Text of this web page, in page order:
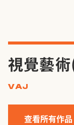
視覺藝術
VAJ
查看所有作品